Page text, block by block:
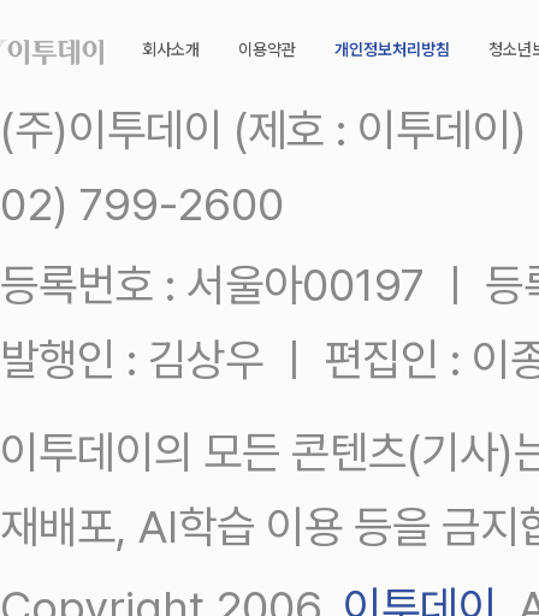
회사소개 이용약관 개인정보처리방침 청소년
(주)이투데이 (제호 : 이투데
02) 799-2600
등록번호 : 서울아00197 ㅣ
발행인 : 김상우 ㅣ 편집인 : 이
이투데이의 모든 콘텐츠(기사)
재배포, AI학습 이용 등을 금지